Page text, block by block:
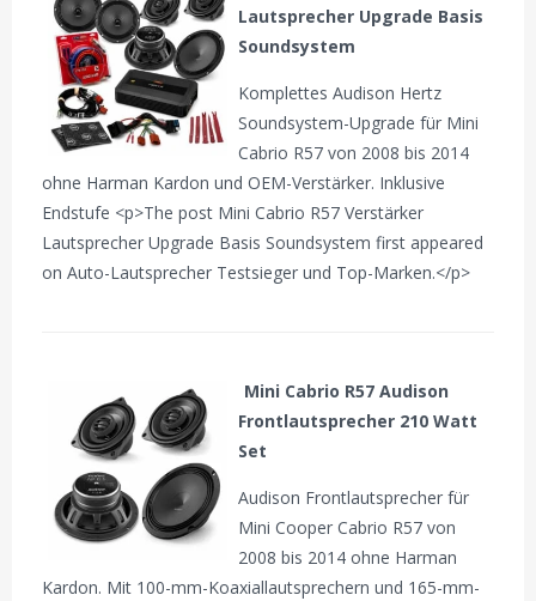
Lautsprecher Upgrade Basis
Soundsystem
Komplettes Audison Hertz
Soundsystem-Upgrade für Mini
Cabrio R57 von 2008 bis 2014
ohne Harman Kardon und OEM-Verstärker. Inklusive
Endstufe <p>The post Mini Cabrio R57 Verstärker
Lautsprecher Upgrade Basis Soundsystem first appeared
on Auto-Lautsprecher Testsieger und Top-Marken.</p>
Mini Cabrio R57 Audison
Frontlautsprecher 210 Watt
Set
Audison Frontlautsprecher für
Mini Cooper Cabrio R57 von
2008 bis 2014 ohne Harman
Kardon. Mit 100-mm-Koaxiallautsprechern und 165-mm-